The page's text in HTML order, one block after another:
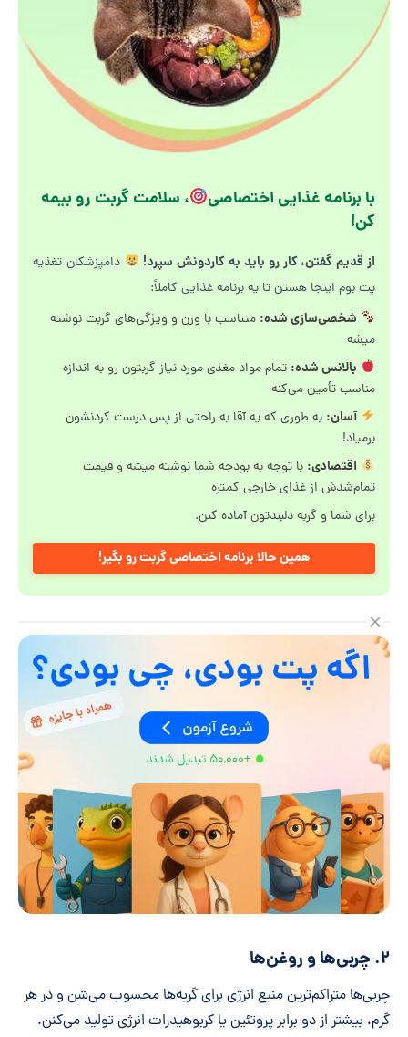
با برنامه غذایی اختصاصی
، سلامت گربت رو بیمه
کن!
از قدیم گفتن، کار رو باید به کاردونش سپرد!
دامپزشکان تغذیه
پت بوم اینجا هستن تا یه برنامه غذایی کاملاً:
شخصی‌سازی شده: متناسب با وزن و ویژگی‌های گربت نوشته
میشه
بالانس شده: تمام مواد مغذی مورد نیاز گربتون رو به اندازه
مناسب تأمین می‌کنه
آسان: به طوری که یه آقا به راحتی از پس درست کردنشون
برمیاد!
اقتصادی: با توجه به بودجه شما نوشته میشه و قیمت
تمام‌شدش از غذای خارجی کمتره
برای شما و گربه دلبندتون آماده کنن.
همین حالا برنامه اختصاصی گربت رو بگیر!
۲. چربی‌ها و روغن‌ها
چربی‌ها متراکم‌ترین منبع انرژی برای گربه‌ها محسوب می‌شن و در هر
گرم، بیشتر از دو برابر پروتئین یا کربوهیدرات انرژی تولید می‌کنن.